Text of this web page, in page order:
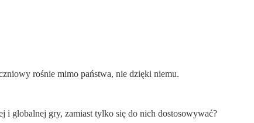
rośnie mimo państwa, nie dzięki niemu.
i globalnej gry, zamiast tylko się do nich dostosowywać?